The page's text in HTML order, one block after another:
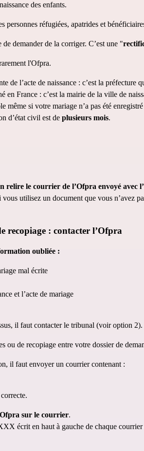
des enfants.
personnes réfugiées, apatrides et
demander de la corriger. C’est une "
l'Ofpra.
de l’acte de naissance : c’est la
en France : c’est la mairie de la ville de
même si votre mariage n’a pas été
d’état civil est de plusieurs mois.
relire le courrier de l’Ofpra envoyé avec
utilisez un document que vous
recopiage : contacter l’Ofpra
oubliée :
mal écrite
et l’acte de mariage
il faut contacter le tribunal (voir option 2).
de recopiage entre votre dossier de
il faut envoyer un courrier contenant :
Ofpra sur le courrier.
écrit en haut à gauche de chaque courrier